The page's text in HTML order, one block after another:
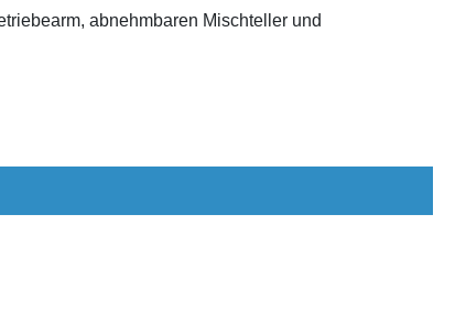
abnehmbaren Mischteller und